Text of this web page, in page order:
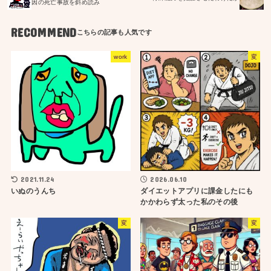
因の死亡事故を斜め読み
RECOMMEND
work
2021.11.24
いぬのうんち
変
2026.06.10
ダイエットアプリに課金したにも
かかわらず太った私のその後
変 変